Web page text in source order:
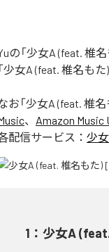
の「少女A (feat. 椎
「少女A (feat. 椎名も
お「少女A (feat. 椎
、 Amazon Music
配信サービス： 少
1 ： 少女A